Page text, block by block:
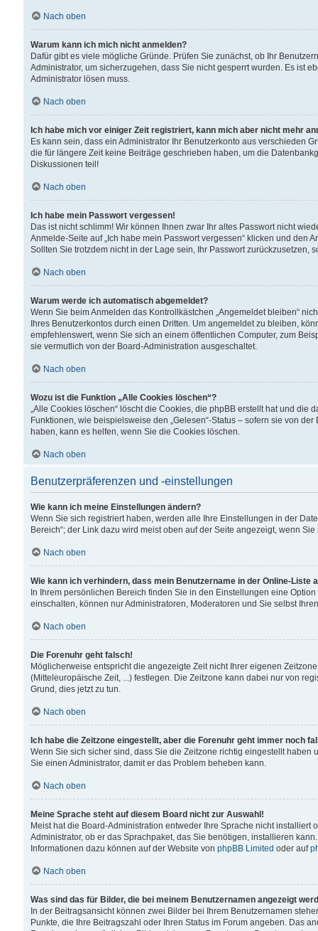
Nach oben
Warum kann ich mich nicht anmelden?
Dafür gibt es viele mögliche Gründe. Prüfen Sie zunächst, ob Ihr
Administrator, um sicherzugehen, dass Sie nicht gesperrt wurden. Es ist
Administrator lösen muss.
Nach oben
Ich habe mich vor einiger Zeit registriert, kann mich aber nicht mehr
Es kann sein, dass ein Administrator Ihr Benutzerkonto aus verschieden
die für längere Zeit keine Beiträge geschrieben haben, um die
Diskussionen teil!
Nach oben
Ich habe mein Passwort vergessen!
Das ist nicht schlimm! Wir können Ihnen zwar Ihr altes Passwort nicht
Anmelde-Seite auf „Ich habe mein Passwort vergessen“ klicken und
Sollten Sie trotzdem nicht in der Lage sein, Ihr Passwort zurückzusetzen,
Nach oben
Warum werde ich automatisch abgemeldet?
Wenn Sie beim Anmelden das Kontrollkästchen „Angemeldet bleiben“
Ihres Benutzerkontos durch einen Dritten. Um angemeldet zu bleiben,
empfehlenswert, wenn Sie sich an einem öffentlichen Computer, zum
sie vermutlich von der Board-Administration ausgeschaltet.
Nach oben
Wozu ist die Funktion „Alle Cookies löschen“?
„Alle Cookies löschen“ löscht die Cookies, die phpBB erstellt hat und
Funktionen, wie beispielsweise den „Gelesen“-Status – sofern sie von
haben, kann es helfen, wenn Sie die Cookies löschen.
Nach oben
Benutzerpräferenzen und -einstellungen
Wie kann ich meine Einstellungen ändern?
Wenn Sie sich registriert haben, werden alle Ihre Einstellungen in der
Bereich“; der Link dazu wird meist oben auf der Seite angezeigt, wenn
Nach oben
Wie kann ich verhindern, dass mein Benutzername in der Online-Liste
In Ihrem persönlichen Bereich finden Sie in den Einstellungen eine
einschalten, können nur Administratoren, Moderatoren und Sie selbst
Nach oben
Die Forenuhr geht falsch!
Möglicherweise entspricht die angezeigte Zeit nicht Ihrer eigenen
(Mitteleuropäische Zeit, ...) festlegen. Die Zeitzone kann dabei nur von
Grund, dies jetzt zu tun.
Nach oben
Ich habe die Zeitzone eingestellt, aber die Forenuhr geht immer noch
Wenn Sie sich sicher sind, dass Sie die Zeitzone richtig eingestellt
Sie einen Administrator, damit er das Problem beheben kann.
Nach oben
Meine Sprache steht auf diesem Board nicht zur Auswahl!
Meist hat die Board-Administration entweder Ihre Sprache nicht
Administrator, ob er das Sprachpaket, das Sie benötigen, installieren
Informationen dazu können auf der Website von phpBB Limited oder auf
Nach oben
Was sind das für Bilder, die bei meinem Benutzernamen angezeigt
In der Beitragsansicht können zwei Bilder bei Ihrem Benutzernamen
Punkte, die Ihre Beitragszahl oder Ihren Status im Forum angeben. Das